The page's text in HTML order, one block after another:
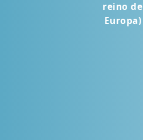
reino de
Europa)